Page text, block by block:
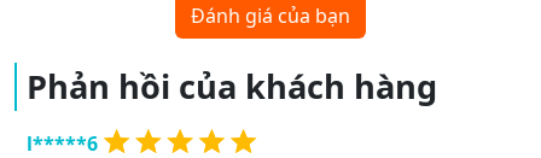
Đánh giá của bạn
Phản hồi của khách hàng
l*****6